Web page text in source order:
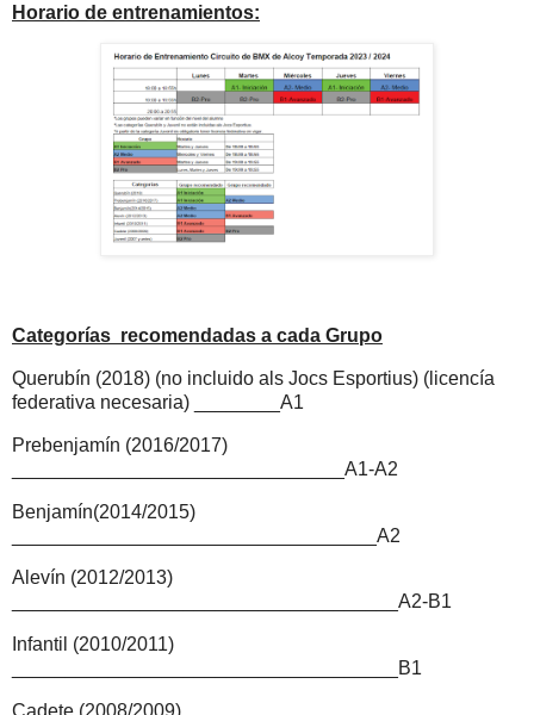
Horario de entrenamientos:
Categorías recomendadas a cada Grupo
Querubín (2018) (no incluido als Jocs Esportius) (licencía
federativa necesaria) ________A1
Prebenjamín (2016/2017)
_______________________________A1-A2
Benjamín(2014/2015)
__________________________________A2
Alevín (2012/2013)
____________________________________A2-B1
Infantil (2010/2011)
____________________________________B1
Cadete (2008/2009)